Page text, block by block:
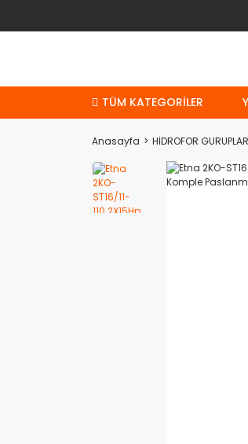
TÜM KATEGORİLER
Anasayfa HİDROFOR